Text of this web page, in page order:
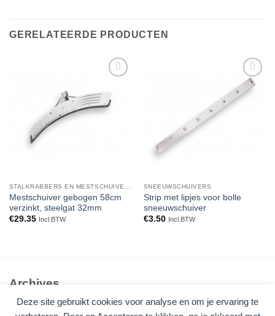
Deze site gebruikt cookies voor analyse en om je ervaring te
GERELATEERDE PRODUCTEN
aan
verlanglijst
Mestschuiver gebogen 58cm
verzinkt, steelgat 32mm
€29.35 Incl.BTW
Toevoegen
aan
verlanglijst
SNEEUWSCHUIVERS
Strip met lipjes voor bolle
sneeuwschuiver
€3.50 Incl.BTW
Archives
Geen archieven om te tonen.